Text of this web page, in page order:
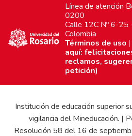
Línea de atención
0200
Calle 12C Nº 6-25
Colombia
Términos de uso |
aquí:
reclamos,
petición)
Institución de educación superior
vigilancia del Mineducación. |
Resolución 58 del 16 de